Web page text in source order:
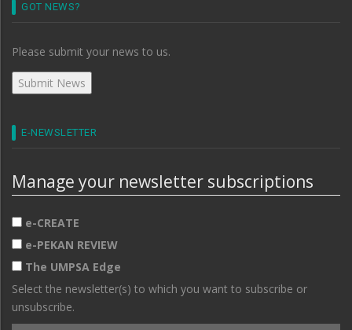
GOT NEWS?
Please submit your news to us.
E-NEWSLETTER
Manage your newsletter subscriptions
e-CREATE
e-PEKAN REVIEW
The UMPSA Edge
Select the newsletter(s) to which you want to subscribe or
unsubscribe.